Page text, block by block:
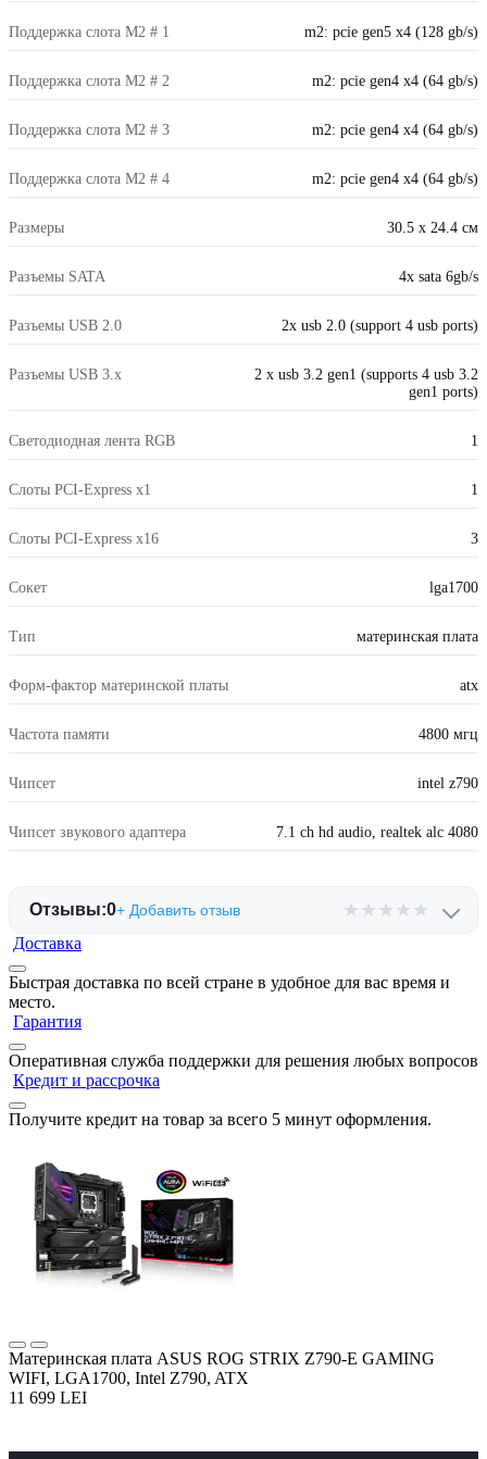
Поддержка слота M2 # 1 m2: pcie gen5 x4 (128 gb/s)
Поддержка слота M2 # 2 m2: pcie gen4 x4 (64 gb/s)
Поддержка слота M2 # 3 m2: pcie gen4 x4 (64 gb/s)
Поддержка слота M2 # 4 m2: pcie gen4 x4 (64 gb/s)
Размеры 30.5 x 24.4 см
Разъемы SATA 4x sata 6gb/s
Разъемы USB 2.0 2x usb 2.0 (support 4 usb ports)
Разъемы USB 3.x
2 x usb 3.2 gen1 (supports 4 usb 3.2
gen1 ports)
Светодиодная лента RGB 1
Слоты PCI-Express x1 1
Слоты PCI-Express x16 3
Сокет lga1700
Тип материнская плата
Форм-фактор материнской платы atx
Частота памяти 4800 мгц
Чипсет intel z790
Чипсет звукового адаптера 7.1 ch hd audio, realtek alc 4080
Отзывы:0+ Добавить отзыв ★ ★ ★ ★ ★
Доставка
Быстрая доставка по всей стране в удобное для вас время и
место.
Гарантия
Оперативная служба поддержки для решения любых вопросов
Кредит и рассрочка
Получите кредит на товар за всего 5 минут оформления.
Материнская плата ASUS ROG STRIX Z790-E GAMING
WIFI, LGA1700, Intel Z790, ATX
11 699 LEI